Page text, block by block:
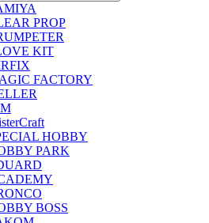
PROP
KIT
FACTORY
HOBBY
PARK
BOSS